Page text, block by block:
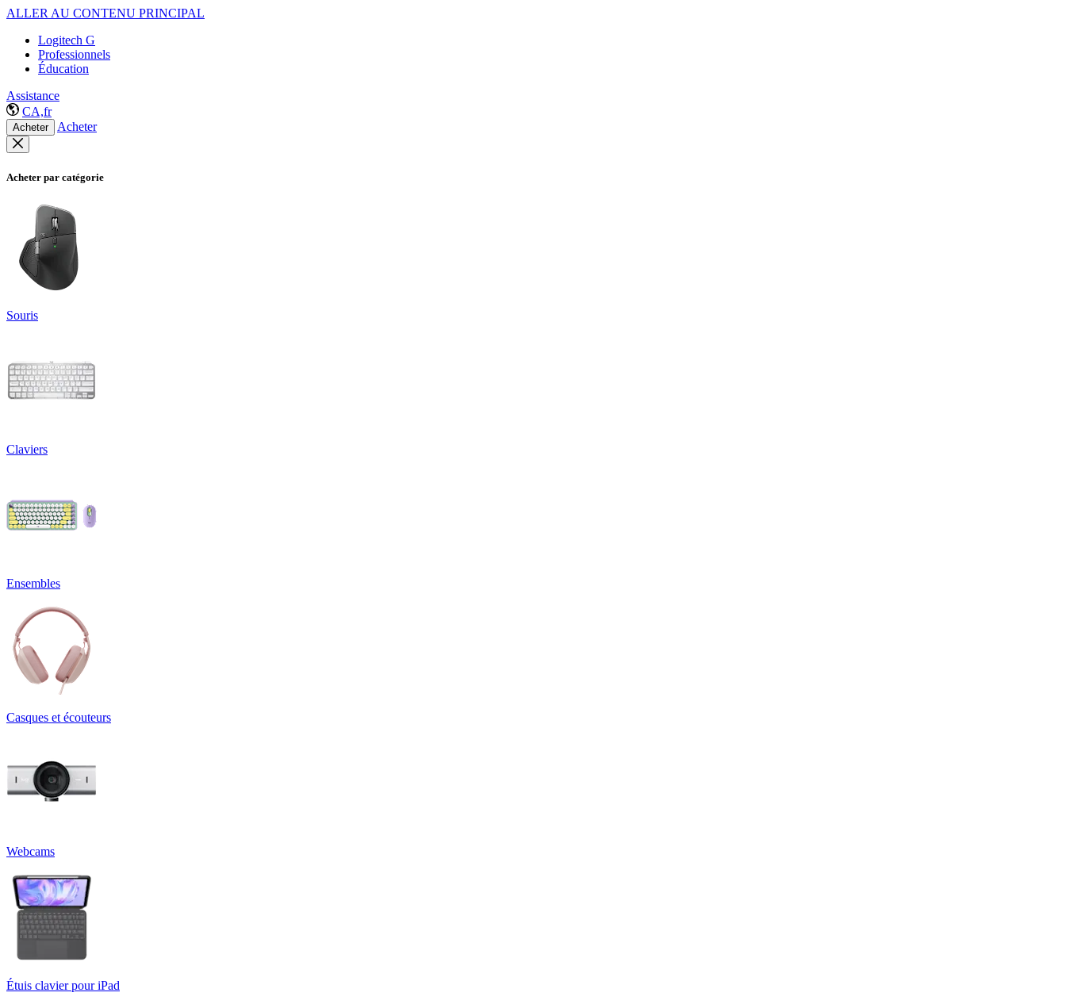
ALLER AU CONTENU PRINCIPAL
Logitech G
Professionnels
Éducation
Assistance
CA,fr
Acheter Acheter
Acheter par catégorie
Souris
Claviers
Ensembles
Casques et écouteurs
Webcams
Étuis clavier pour iPad